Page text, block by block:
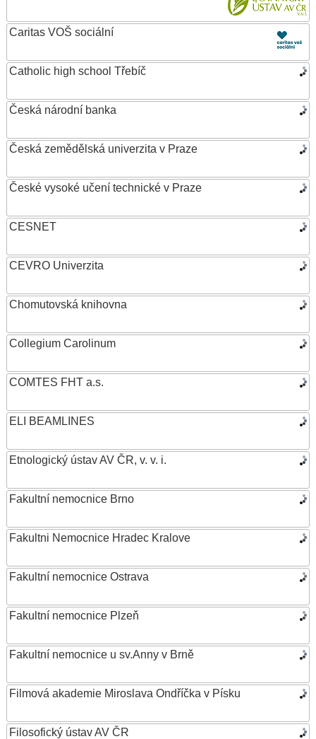
Caritas VOŠ sociální
Catholic high school Třebíč
Česká národní banka
Česká zemědělská univerzita v Praze
České vysoké učení technické v Praze
CESNET
CEVRO Univerzita
Chomutovská knihovna
Collegium Carolinum
COMTES FHT a.s.
ELI BEAMLINES
Etnologický ústav AV ČR, v. v. i.
Fakultní nemocnice Brno
Fakultni Nemocnice Hradec Kralove
Fakultní nemocnice Ostrava
Fakultní nemocnice Plzeň
Fakultní nemocnice u sv.Anny v Brně
Filmová akademie Miroslava Ondříčka v Písku
Filosofický ústav AV ČR